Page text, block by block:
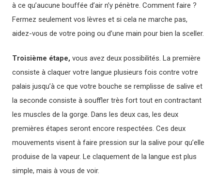
à ce qu’aucune bouffée d’air n’y pénètre. Comment faire ?
Fermez seulement vos lèvres et si cela ne marche pas,
aidez-vous de votre poing ou d’une main pour bien la sceller.
Troisième étape, vous avez deux possibilités. La première
consiste à claquer votre langue plusieurs fois contre votre
palais jusqu’à ce que votre bouche se remplisse de salive et
la seconde consiste à souffler très fort tout en contractant
les muscles de la gorge. Dans les deux cas, les deux
premières étapes seront encore respectées. Ces deux
mouvements visent à faire pression sur la salive pour qu’elle
produise de la vapeur. Le claquement de la langue est plus
simple, mais à vous de voir.